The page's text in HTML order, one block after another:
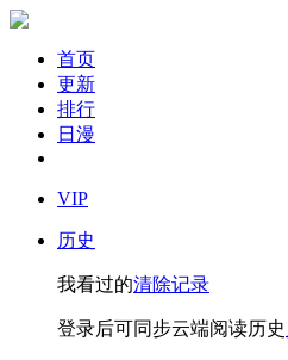
首页
更新
排行
日漫
VIP
历史
我看过的清除记录
登录后可同步云端阅读历史